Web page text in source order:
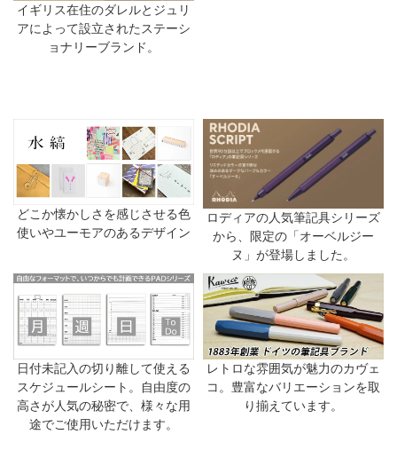
イギリス在住のダレルとジュリ
アによって設立されたステーシ
ョナリーブランド。
どこか懐かしさを感じさせる色
使いやユーモアのあるデザイン
ロディアの人気筆記具シリーズ
から、限定の「オーベルジー
ヌ」が登場しました。
日付未記入の切り離して使える
スケジュールシート。自由度の
高さが人気の秘密で、様々な用
途でご使用いただけます。
レトロな雰囲気が魅力のカヴェ
コ。豊富なバリエーションを取
り揃えています。